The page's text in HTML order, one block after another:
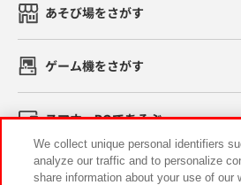
あそび場をさがす
ゲーム機をさがす
スマホ・PCであそぶ
イベント・キャンペーン
We collect unique personal identifiers
analyze our traffic and to personalize
share information about your use of our